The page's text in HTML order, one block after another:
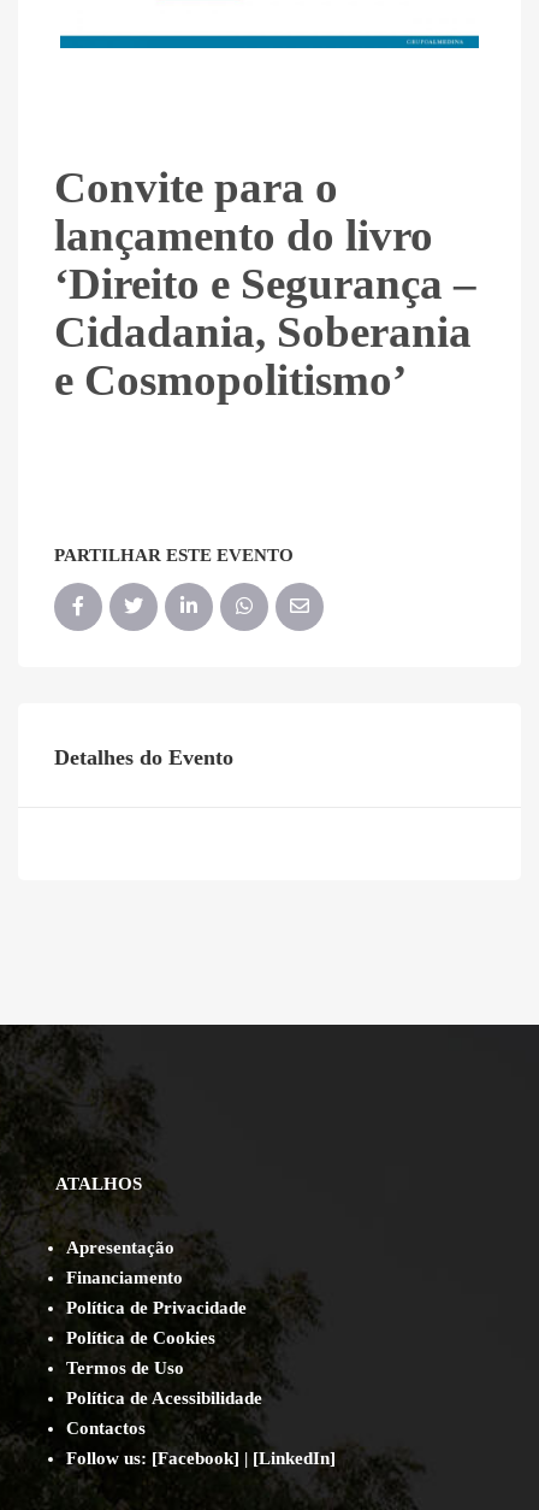
Convite para o
lançamento do livro
‘Direito e Segurança –
Cidadania, Soberania
e Cosmopolitismo’
PARTILHAR ESTE EVENTO
Detalhes do Evento
ATALHOS
Apresentação
Financiamento
Política de Privacidade
Política de Cookies
Termos de Uso
Política de Acessibilidade
Contactos
Follow us: [Facebook] | [LinkedIn]